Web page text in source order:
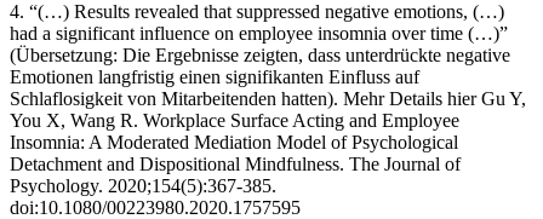
4. “(…) Results revealed that suppressed negative emotions, (…)
had a significant influence on employee insomnia over time (…)”
(Übersetzung: Die Ergebnisse zeigten, dass unterdrückte negative
Emotionen langfristig einen signifikanten Einfluss auf
Schlaflosigkeit von Mitarbeitenden hatten). Mehr Details hier Gu Y,
You X, Wang R. Workplace Surface Acting and Employee
Insomnia: A Moderated Mediation Model of Psychological
Detachment and Dispositional Mindfulness. The Journal of
Psychology. 2020;154(5):367-385.
doi:10.1080/00223980.2020.1757595